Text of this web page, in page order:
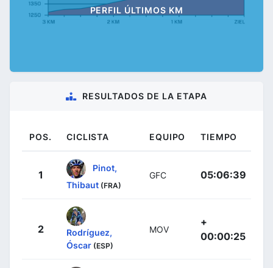
PERFIL ÚLTIMOS KM
RESULTADOS DE LA ETAPA
POS. CICLISTA EQUIPO TIEMPO
1
Pinot,
Thibaut (FRA)
GFC 05:06:39
2
Rodríguez,
Óscar (ESP)
MOV
+
00:00:25